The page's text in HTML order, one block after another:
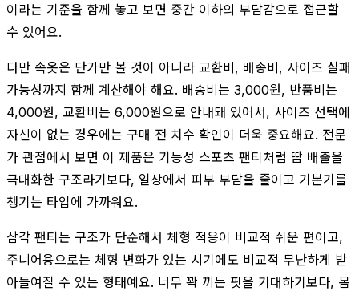
이라는 기준을 함께 놓고 보면 중간 이하의 부담감으로 접근할
수 있어요.
다만 속옷은 단가만 볼 것이 아니라 교환비, 배송비, 사이즈 실패
가능성까지 함께 계산해야 해요. 배송비는 3,000원, 반품비는
4,000원, 교환비는 6,000원으로 안내돼 있어서, 사이즈 선택에
자신이 없는 경우에는 구매 전 치수 확인이 더욱 중요해요. 전문
가 관점에서 보면 이 제품은 기능성 스포츠 팬티처럼 땀 배출을
극대화한 구조라기보다, 일상에서 피부 부담을 줄이고 기본기를
챙기는 타입에 가까워요.
삼각 팬티는 구조가 단순해서 체형 적응이 비교적 쉬운 편이고,
주니어용으로는 체형 변화가 있는 시기에도 비교적 무난하게 받
아들여질 수 있는 형태예요. 너무 꽉 끼는 핏을 기대하기보다, 몸